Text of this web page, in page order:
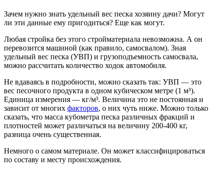
Зачем нужно знать удельный вес песка хозяину дачи? Могут
ли эти данные ему пригодиться? Еще как могут.
Любая стройка без этого стройматериала невозможна. А он
перевозится машиной (как правило, самосвалом). Зная
удельный вес песка (УВП) и грузоподъемность самосвала,
можно рассчитать количество ходок автомобиля.
Не вдаваясь в подробности, можно сказать так: УВП — это
вес песочного продукта в одном кубическом метре (1 м³).
Единица измерения — кг/м³. Величина это не постоянная и
зависит от многих факторов, о них чуть ниже. Можно только
сказать, что масса кубометра песка различных фракций и
плотностей может различаться на величину 200-400 кг,
разница очень существенная.
Немного о самом материале. Он может классифицироваться
по составу и месту происхождения.